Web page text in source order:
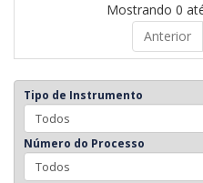
Mostrando 0
Anterior
Tipo de Instrumento
Número do Processo